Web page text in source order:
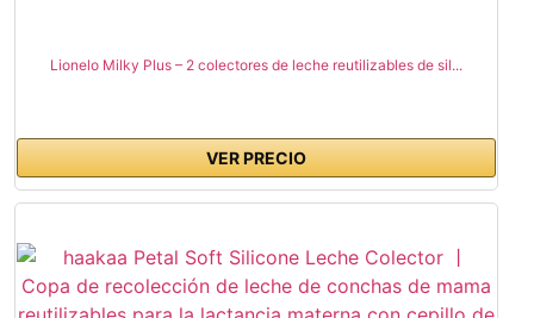
Lionelo Milky Plus – 2 colectores de leche reutilizables de sil...
VER PRECIO